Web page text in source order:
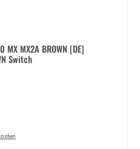
MX MX2A BROWN [DE]
Switch